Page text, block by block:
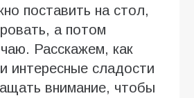
поставить на стол,
а потом
Расскажем, как
интересные сладости
внимание, чтобы